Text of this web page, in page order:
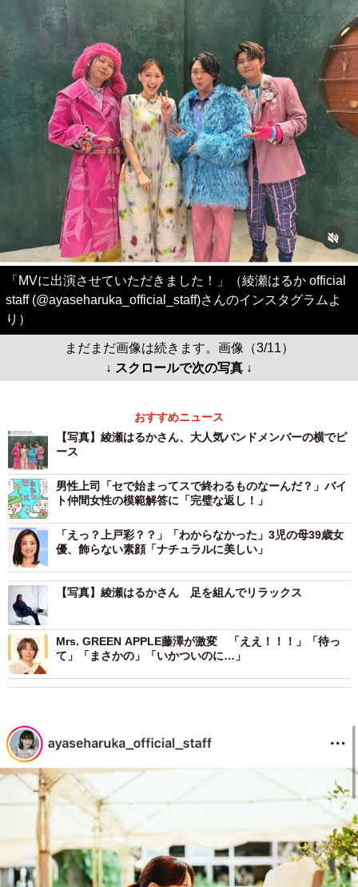
「MVに出演させていただきました！」（綾瀬はるか official
staff (@ayaseharuka_official_staff)さんのインスタグラムよ
り）
まだまだ画像は続きます。画像（3/11）
↓ スクロールで次の写真 ↓
おすすめニュース
【写真】綾瀬はるかさん、大人気バンドメンバーの横でピ
ース
男性上司「セで始まってスで終わるものなーんだ？」バイ
ト仲間女性の模範解答に「完璧な返し！」
「えっ？上戸彩？？」「わからなかった」3児の母39歳女
優、飾らない素顔「ナチュラルに美しい」
【写真】綾瀬はるかさん 足を組んでリラックス
Mrs. GREEN APPLE藤澤が激変 「ええ！！！」「待っ
て」「まさかの」「いかついのに…」